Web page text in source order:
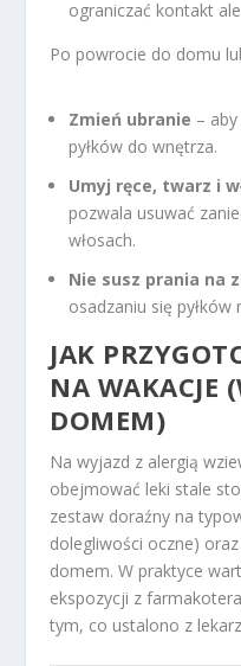
ograniczać kontakt
Po powrocie do domu
Zmień ubranie –
pyłków do wnętrza.
Umyj ręce, twarz i
pozwala usuwać
włosach.
Nie susz prania na
osadzaniu się pyłków
JAK
NA WAKACJE
DOMEM)
Na wyjazd z alergią
obejmować leki stale
zestaw doraźny na
dolegliwości oczne)
domem. W praktyce
ekspozycji z
tym, co ustalono z